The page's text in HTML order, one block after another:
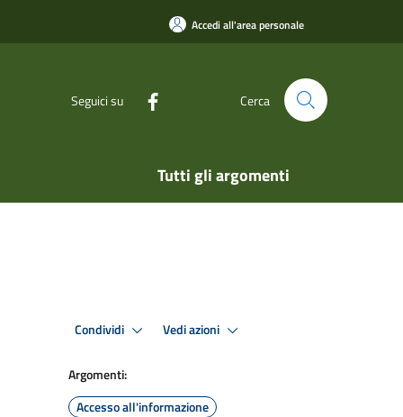
Accedi all'area personale
Seguici su Cerca
Tutti gli argomenti
Condividi Vedi azioni
Argomenti:
Accesso all'informazione